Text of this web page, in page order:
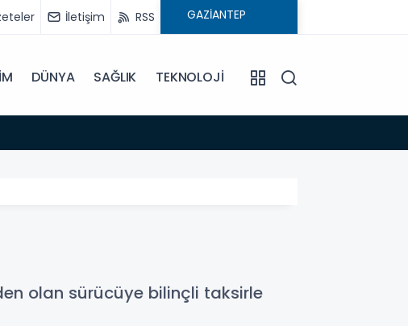
İletişim RSS
DÜNYA SAĞLIK TEKNOLOJİ
olan sürücüye bilinçli taksirle